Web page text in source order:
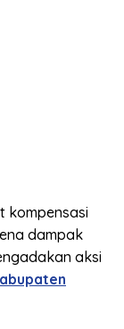
kompensasi
dampak
aksi